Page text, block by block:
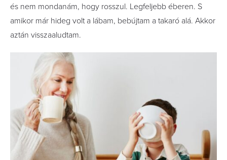
és nem mondanám, hogy rosszul. Legfeljebb éberen. S
amikor már hideg volt a lábam, bebújtam a takaró alá. Akkor
aztán visszaaludtam.